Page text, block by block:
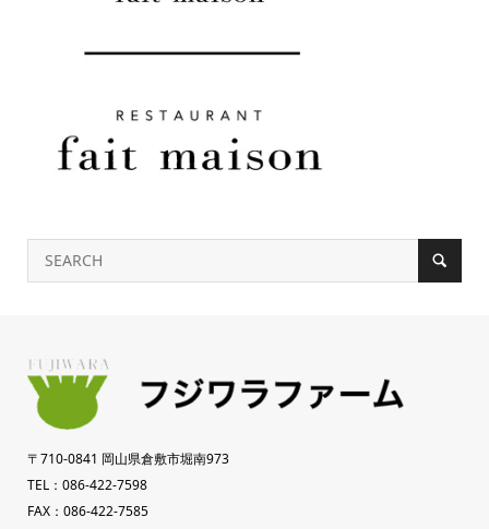
〒710-0841 岡山県倉敷市堀南973
TEL：086-422-7598
FAX：086-422-7585